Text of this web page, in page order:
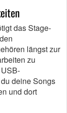
das Stage-
längst zur
zu
deine Songs
und dort